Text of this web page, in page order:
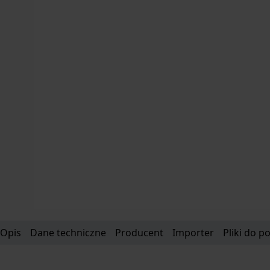
Opis Dane techniczne Producent Importer Pliki do